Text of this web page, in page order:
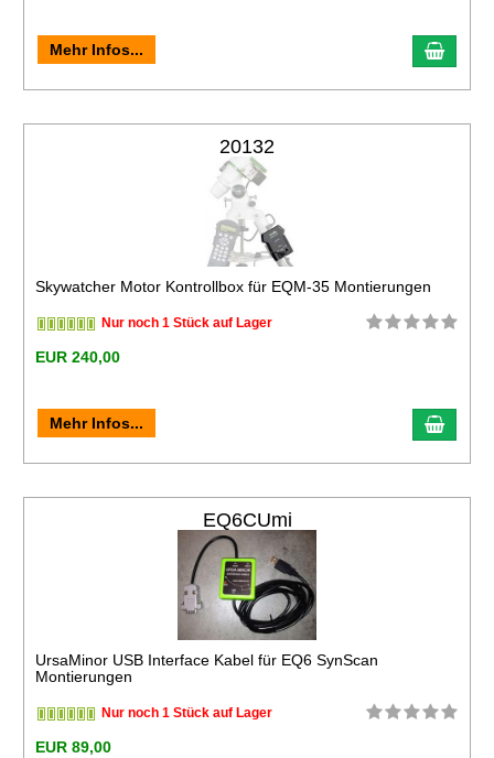
Mehr Infos...
20132
Skywatcher Motor Kontrollbox für EQM-35 Montierungen
Nur noch 1 Stück auf Lager
EUR 240,00
Mehr Infos...
EQ6CUmi
UrsaMinor USB Interface Kabel für EQ6 SynScan
Montierungen
Nur noch 1 Stück auf Lager
EUR 89,00